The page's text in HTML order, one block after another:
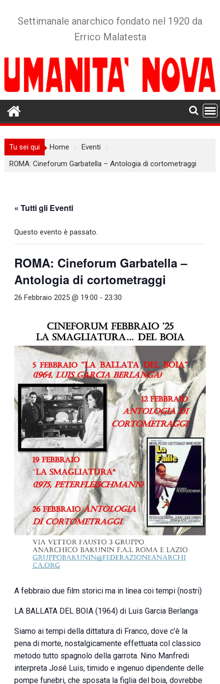
Settimanale anarchico fondato nel 1920 da
Errico Malatesta
Tu sei qui Home
Eventi
ROMA: Cineforum Garbatella – Antologia di cortometraggi
« Tutti gli Eventi
Questo evento è passato.
ROMA: Cineforum Garbatella –
Antologia di cortometraggi
26 Febbraio 2025 @ 19:00 -23:30
A febbraio due film storici ma in linea coi tempi (nostri)
LA BALLATA DEL BOIA (1964) di Luis Garcia Berlanga
Siamo ai tempi della dittatura di Franco, dove c’è la
pena di morte, nostalgicamente effettuata col classico
metodo tutto spagnolo della garrota. Nino Manfredi
interpreta José Luis, timido e ingenuo dipendente delle
pompe funebri, che sposata la figlia del boia, dovrebbe